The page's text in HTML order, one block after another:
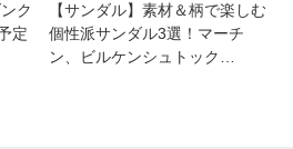
ク
定
【サンダル】素材＆柄で楽しむ
個性派サンダル3選！マーチ
ン、ビルケンシュトック…